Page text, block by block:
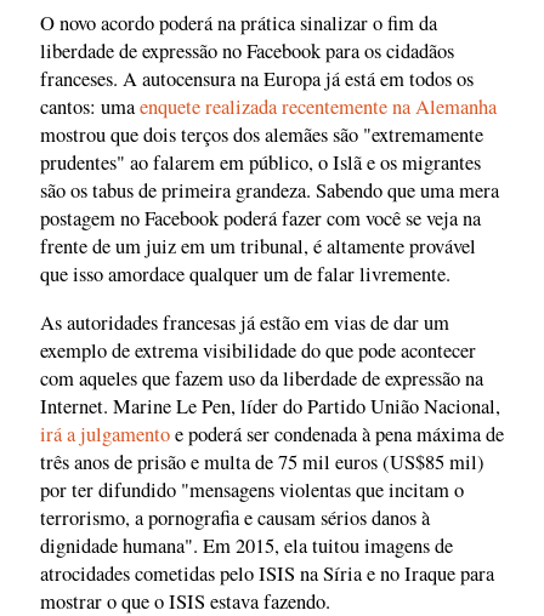
O novo acordo poderá na prática sinalizar o fim da
liberdade de expressão no Facebook para os cidadãos
franceses. A autocensura na Europa já está em todos os
cantos: umaenquete realizada recentemente na Alemanha
mostrou que dois terços dos alemães são "extremamente
prudentes" ao falarem em público, o Islã e os migrantes
são os tabus de primeira grandeza. Sabendo que uma mera
postagem no Facebook poderá fazer com você se veja na
frente de um juiz em um tribunal, é altamente provável
que isso amordace qualquer um de falar livremente.
As autoridades francesas já estão em vias de dar um
exemplo de extrema visibilidade do que pode acontecer
com aqueles que fazem uso da liberdade de expressão na
Internet. Marine Le Pen, líder do Partido União Nacional,
irá a julgamentoe poderá ser condenada à pena máxima de
três anos de prisão e multa de 75 mil euros (US$85 mil)
por ter difundido "mensagens violentas que incitam o
terrorismo, a pornografia e causam sérios danos à
dignidade humana". Em 2015, ela tuitou imagens de
atrocidades cometidas pelo ISIS na Síria e no Iraque para
mostrar o que o ISIS estava fazendo.